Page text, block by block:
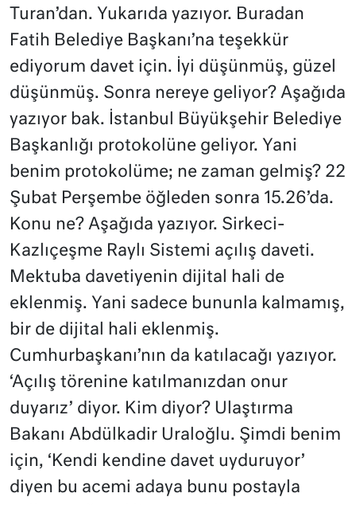
Turan’dan. Yukarıda yazıyor. Buradan
Fatih Belediye Başkanı’na teşekkür
ediyorum davet için. İyi düşünmüş, güzel
düşünmüş. Sonra nereye geliyor? Aşağıda
yazıyor bak. İstanbul Büyükşehir Belediye
Başkanlığı protokolüne geliyor. Yani
benim protokolüme; ne zaman gelmiş? 22
Şubat Perşembe öğleden sonra 15.26’da.
Konu ne? Aşağıda yazıyor. Sirkeci-
Kazlıçeşme Raylı Sistemi açılış daveti.
Mektuba davetiyenin dijital hali de
eklenmiş. Yani sadece bununla kalmamış,
bir de dijital hali eklenmiş.
Cumhurbaşkanı’nın da katılacağı yazıyor.
‘Açılış törenine katılmanızdan onur
duyarız’ diyor. Kim diyor? Ulaştırma
Bakanı Abdülkadir Uraloğlu. Şimdi benim
için, ‘Kendi kendine davet uyduruyor’
diyen bu acemi adaya bunu postayla